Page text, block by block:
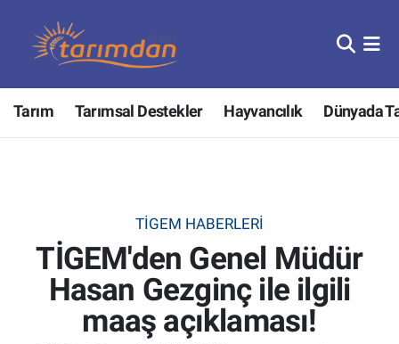
Tarım Tarımsal Destekler Hayvancılık Dünyada
TİGEM HABERLERI
TİGEM'den Genel Müdür
Hasan Gezginç ile ilgili
maaş açıklaması!
Tarım
Hayvancılık
Tarımsal Destekler
Tarım Bakanlığı
Nöbetçi Eczaneler
Hava Durumu
Tüm Manşetler
Son Dakika Haberleri